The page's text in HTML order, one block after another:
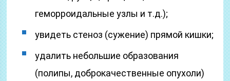
геморроидальные узлы и т.д.);
увидеть стеноз (сужение) прямой кишки;
удалить небольшие образования
(полипы, доброкачественные опухоли)